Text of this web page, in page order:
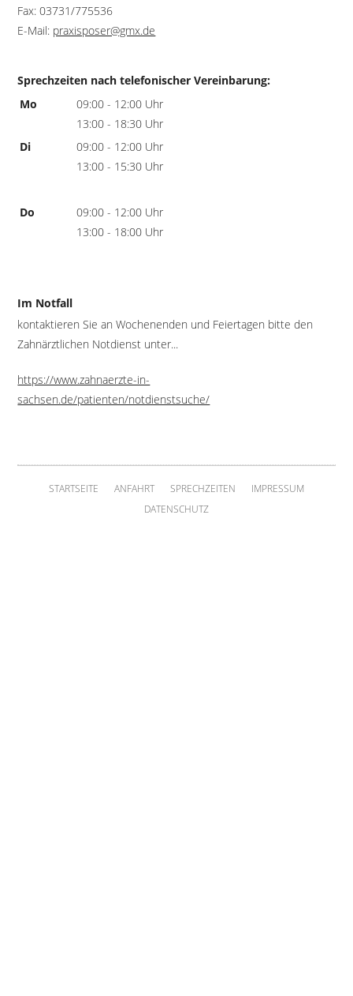
Fax: 03731/775536
E-Mail: praxisposer@gmx.de
Sprechzeiten nach telefonischer Vereinbarung:
Mo
09:00 - 12:00 Uhr
13:00 - 18:30 Uhr
Di
09:00 - 12:00 Uhr
13:00 - 15:30 Uhr
Do
09:00 - 12:00 Uhr
13:00 - 18:00 Uhr
Im Notfall
kontaktieren Sie an Wochenenden und Feiertagen bitte den
Zahnärztlichen Notdienst unter...
https://www.zahnaerzte-in-
sachsen.de/patienten/notdienstsuche/
STARTSEITE ANFAHRT SPRECHZEITEN
IMPRESSUM
DATENSCHUTZ